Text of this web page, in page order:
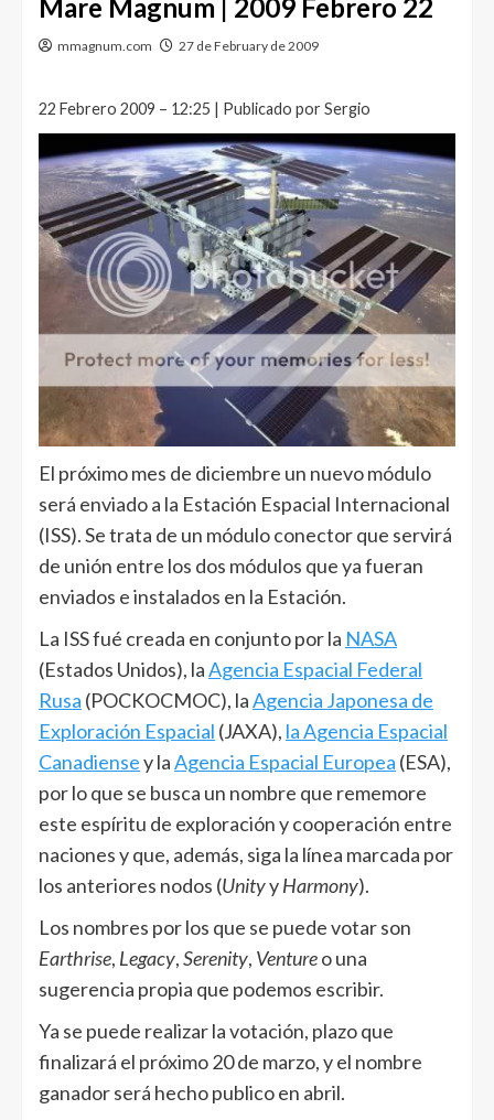
Mare Magnum | 2009 Febrero 22
mmagnum.com 27 de February de 2009
22 Febrero 2009 – 12:25 | Publicado por Sergio
El próximo mes de diciembre un nuevo módulo
será enviado a la Estación Espacial Internacional
(ISS). Se trata de un módulo conector que servirá
de unión entre los dos módulos que ya fueran
enviados e instalados en la Estación.
La ISS fué creada en conjunto por la NASA
(Estados Unidos), laAgencia Espacial Federal
Rusa (POCKOCMOC), laAgencia Japonesa de
Exploración Espacial (JAXA), la Agencia Espacial
Canadiensey laAgencia Espacial Europea (ESA),
por lo que se busca un nombre que rememore
este espíritu de exploración y cooperación entre
naciones y que, además, siga la línea marcada por
los anteriores nodos (UnityyHarmony).
Los nombres por los que se puede votar son
Earthrise, Legacy,Serenity, Ventureo una
sugerencia propia que podemos escribir.
Ya se puede realizar la votación, plazo que
finalizará el próximo 20 de marzo, y el nombre
ganador será hecho publico en abril.